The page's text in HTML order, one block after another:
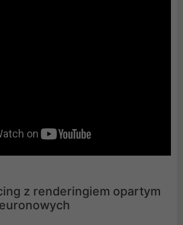
z renderingiem opartym